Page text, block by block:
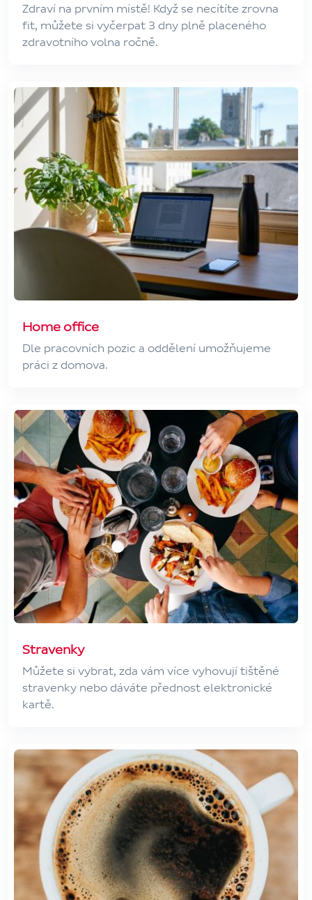
Zdraví na prvním místě! Když se necítíte zrovna
fit, můžete si vyčerpat 3 dny plně placeného
zdravotního volna ročně.
Home office
Dle pracovních pozic a oddělení umožňujeme
práci z domova.
Stravenky
Můžete si vybrat, zda vám více vyhovují tištěné
stravenky nebo dáváte přednost elektronické
kartě.